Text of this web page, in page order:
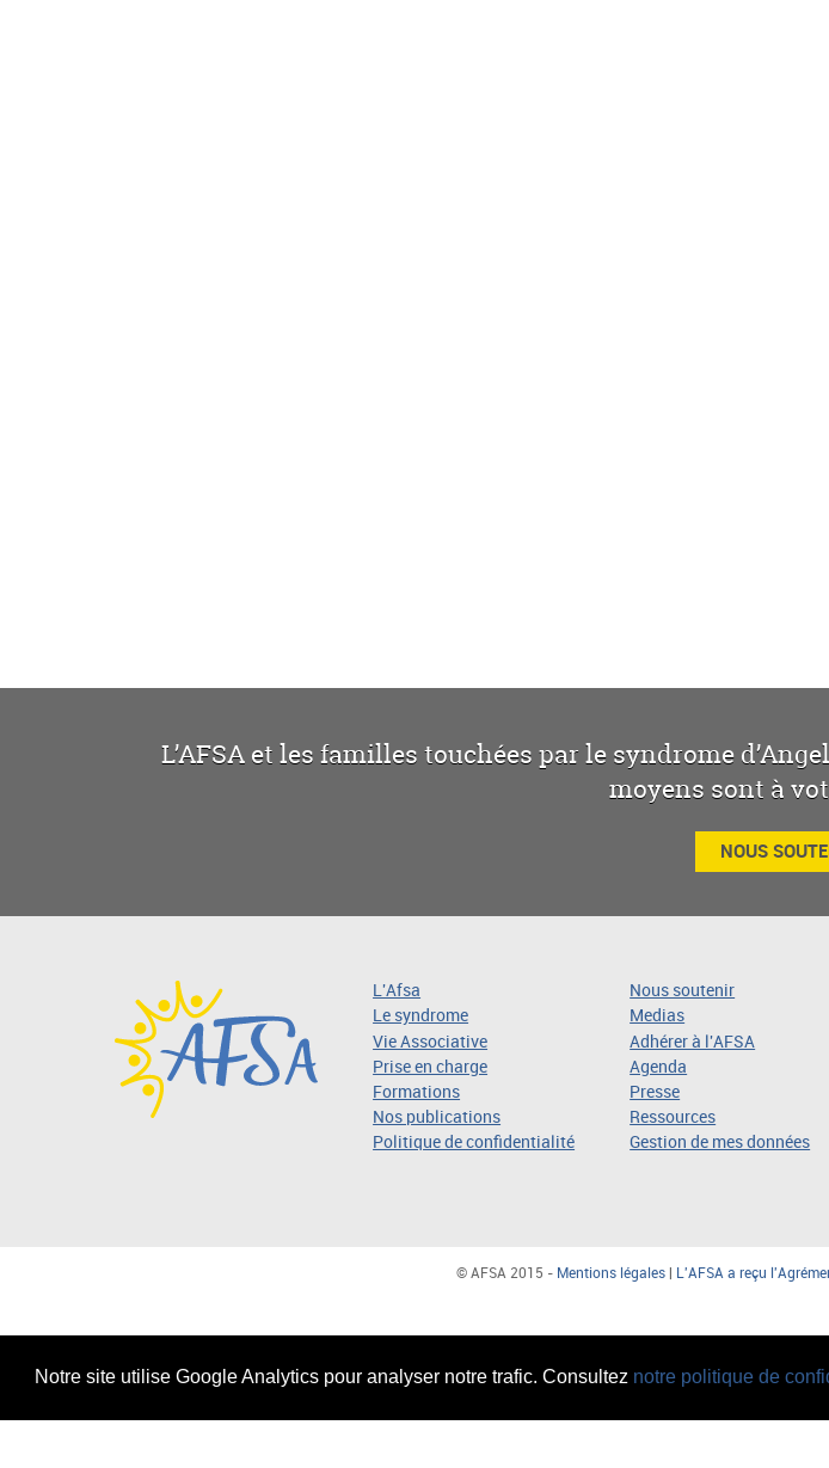
Notre site utilise Google Analytics pour analyser notre trafic. Consultez notre politique de
L’AFSA et les familles touchées par le syndrome
moyens sont à
NOUS
L'Afsa
Le syndrome
Vie Associative
Prise en charge
Formations
Nos publications
Politique de confidentialité
Nous soutenir
Medias
Adhérer à l'AFSA
Agenda
Presse
Ressources
Gestion de mes données
© AFSA 2015 - Mentions légales| L'AFSA a reçu